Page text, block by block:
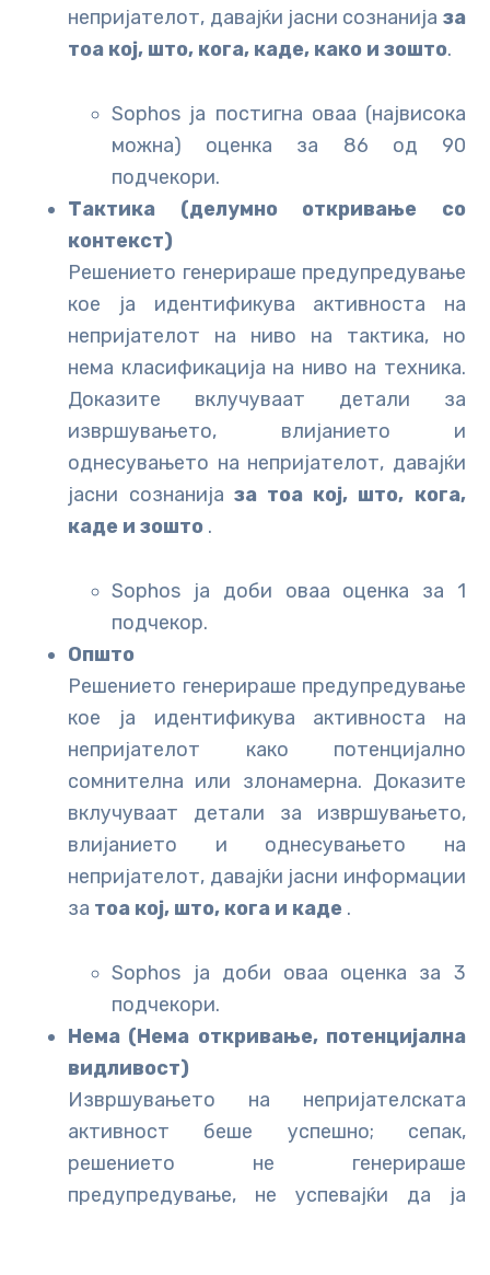
непријателот, давајќи јасни сознанија за
тоа кој, што, кога, каде, како и зошто.
Sophos ја постигна оваа (највисока
можна) оценка за 86 од 90
подчекори.
Тактика (делумно откривање со
контекст)
Решението генерираше предупредување
кое ја идентификува активноста на
непријателот на ниво на тактика, но
нема класификација на ниво на техника.
Доказите вклучуваат детали за
извршувањето, влијанието и
однесувањето на непријателот, давајќи
јасни сознанија за тоа кој, што, кога,
каде и зошто .
Sophos ја доби оваа оценка за 1
подчекор.
Општо
Решението генерираше предупредување
кое ја идентификува активноста на
непријателот како потенцијално
сомнителна или злонамерна. Доказите
вклучуваат детали за извршувањето,
влијанието и однесувањето на
непријателот, давајќи јасни информации
за тоа кој, што, кога и каде .
Sophos ја доби оваа оценка за 3
подчекори.
Нема (Нема откривање, потенцијална
видливост)
Извршувањето на непријателската
активност беше успешно; сепак,
решението не генерираше
предупредување, не успевајќи да ја